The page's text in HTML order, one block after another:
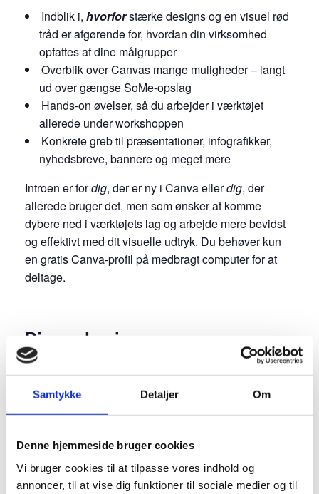
Samtykke Detaljer Om
Denne hjemmeside bruger cookies
Vi bruger cookies til at tilpasse vores indhold og
annoncer, til at vise dig funktioner til sociale medier og til
Indblik i, hvorforstærke designs og en visuel rød
tråd er afgørende for, hvordan din virksomhed
opfattes af dine målgrupper
Overblik over Canvas mange muligheder – langt
ud over gængse SoMe-opslag
Hands-on øvelser, så du arbejder i værktøjet
allerede under workshoppen
Konkrete greb til præsentationer, infografikker,
nyhedsbreve, bannere og meget mere
Introen er fordig, der er ny i Canva ellerdig, der
allerede bruger det, men som ønsker at komme
dybere ned i værktøjets lag og arbejde mere bevidst
og effektivt med dit visuelle udtryk. Du behøver kun
en gratis Canva-profil på medbragt computer for at
deltage.
Din underviser
Camilla Uldal er strategisk kommunikationsekspert
og stiftende partner i ULDAL & CO. Hun arbejder i
skæringspunktet mellem strategi, æstetik og
komplekse enkelt, det kedelige smukt og det visuelle
strategisk. Som underviser er hun kendt for at være
engageret, praksisnær og medrivende.